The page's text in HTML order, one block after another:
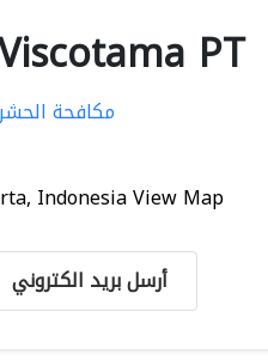
PT
مكافحة
Indonesia View Map
أرسل بريد الكتروني